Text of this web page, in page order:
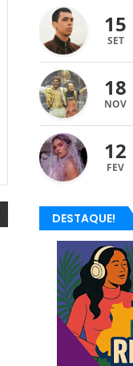
15
SET
18
NOV
12
FEV
DESTAQUE!